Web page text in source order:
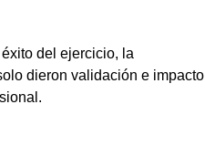
del ejercicio, la
dieron validación e impacto